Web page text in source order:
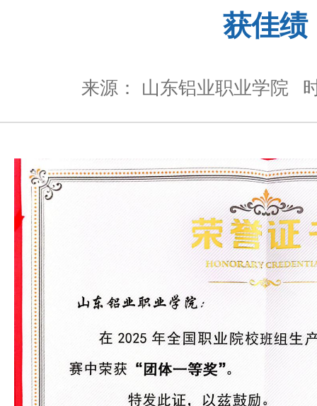
获佳绩
来源： 山东铝业职业学院